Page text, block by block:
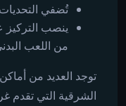
تُضفي
ينصب التركيز
من اللعب
توجد العديد من
الشرقية التي تقدم